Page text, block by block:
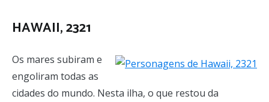
HAWAII, 2321
Os mares subiram e
engoliram todas as
cidades do mundo. Nesta ilha, o que restou da